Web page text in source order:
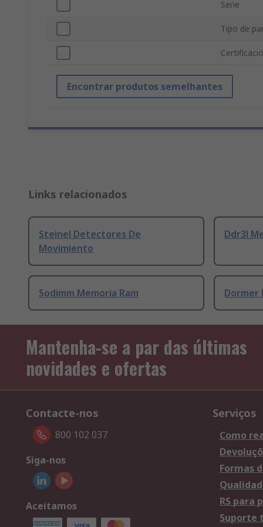
Serie
Tipo de
Encontrar produtos semelhantes
Links relacionados
Steinel Detectores De
Movimiento
Ddr3l
Sodimm Memoria Ram Dormer
Mantenha-se a par das últimas
novidades e ofertas
Contacte-nos
800 102 037
Siga-nos
Aceitamos
Serviços
Como
Formas
RS para
Suporte